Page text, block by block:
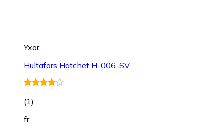
Yxor
Hultafors Hatchet H-006-SV
(1)
fr.